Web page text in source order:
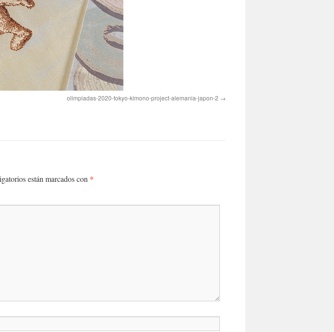
olimpiadas-2020-tokyo-kimono-project-alemania-japon-2
están marcados con *